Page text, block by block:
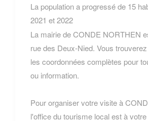
La population a progressé de 15
2021 et 2022
La mairie de CONDE NORTHEN
rue des Deux-Nied. Vous
les coordonnées complètes pour
ou information.
Pour organiser votre visite à
l'office du tourisme local est à